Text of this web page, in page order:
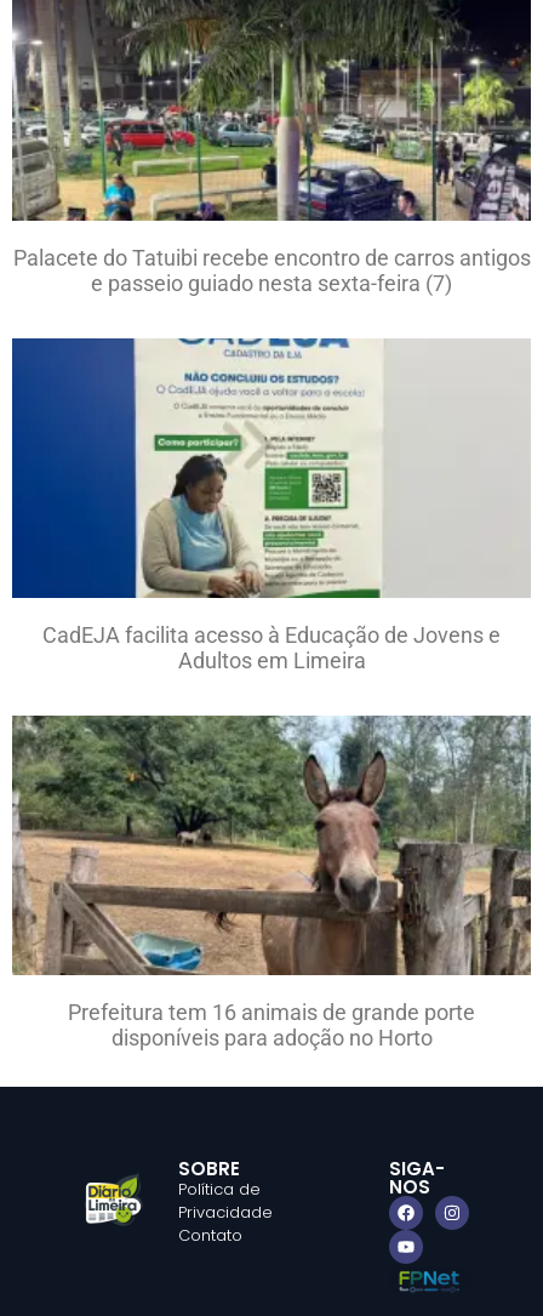
Palacete do Tatuibi recebe encontro de carros antigos
e passeio guiado nesta sexta-feira (7)
CadEJA facilita acesso à Educação de Jovens e
Adultos em Limeira
Prefeitura tem 16 animais de grande porte
disponíveis para adoção no Horto
SOBRE
Política de
Privacidade
Contato
SIGA-
NOS